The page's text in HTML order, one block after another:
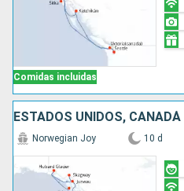
Comidas incluidas
ESTADOS UNIDOS, CANADÁ
Norwegian Joy 10 d